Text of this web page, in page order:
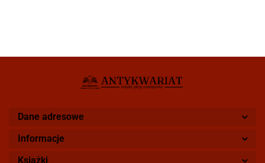
Dane adresowe
Informacje
Książki